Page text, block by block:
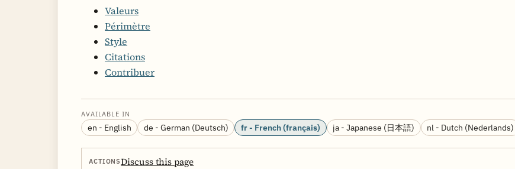
Valeurs
Périmètre
Style
Citations
Contribuer
AVAILABLE IN
en - English de - German (Deutsch) fr - French (français) ja - Japanese (日本語) nl - Dutch (Nederlands)
ACTIONSDiscuss this page